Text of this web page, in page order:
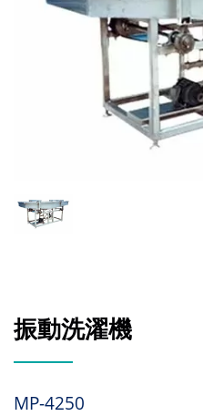
振動洗濯機
MP-4250